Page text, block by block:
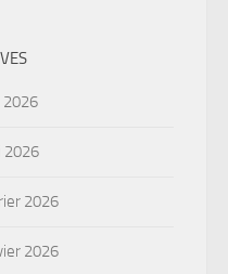
2026
2026
2026
2026